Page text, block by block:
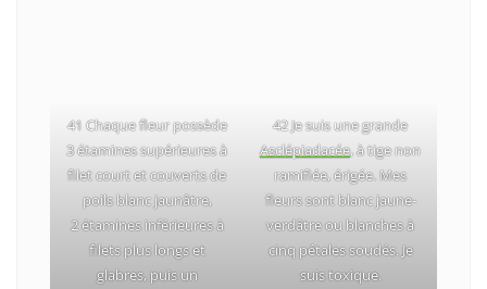
41 Chaque fleur possède
3 étamines supérieures à
filet court et couverts de
poils blanc jaunâtre,
2 étamines inférieures à
filets plus longs et
glabres, puis un
42 Je suis une grande
Asclépiadacée, à tige non
ramifiée, érigée. Mes
fleurs sont blanc jaune-
verdâtre ou blanches à
cinq pétales soudés. Je
suis toxique.